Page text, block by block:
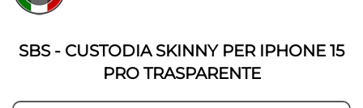
della
di
galleria
immagini
SBS - CUSTODIA SKINNY PER IPHONE 15
PRO TRASPARENTE